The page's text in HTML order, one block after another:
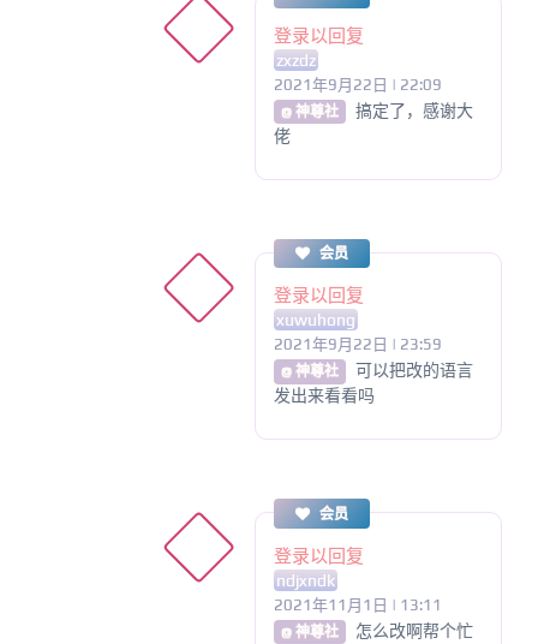
登录以回复
zxzdz
2021年9月22日 | 22:09
@ 神尊社
搞定了，感谢大
佬
会员
登录以回复
xuwuhong
2021年9月22日 | 23:59
@ 神尊社
可以把改的语言
发出来看看吗
会员
登录以回复
ndjxndk
2021年11月1日 | 13:11
@ 神尊社 怎么改啊帮个忙